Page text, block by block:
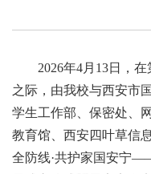
2026年4月13日，
之际，由我校与西安市
学生工作部、保密处、
教育馆、西安四叶草信
全防线·共护家国安宁